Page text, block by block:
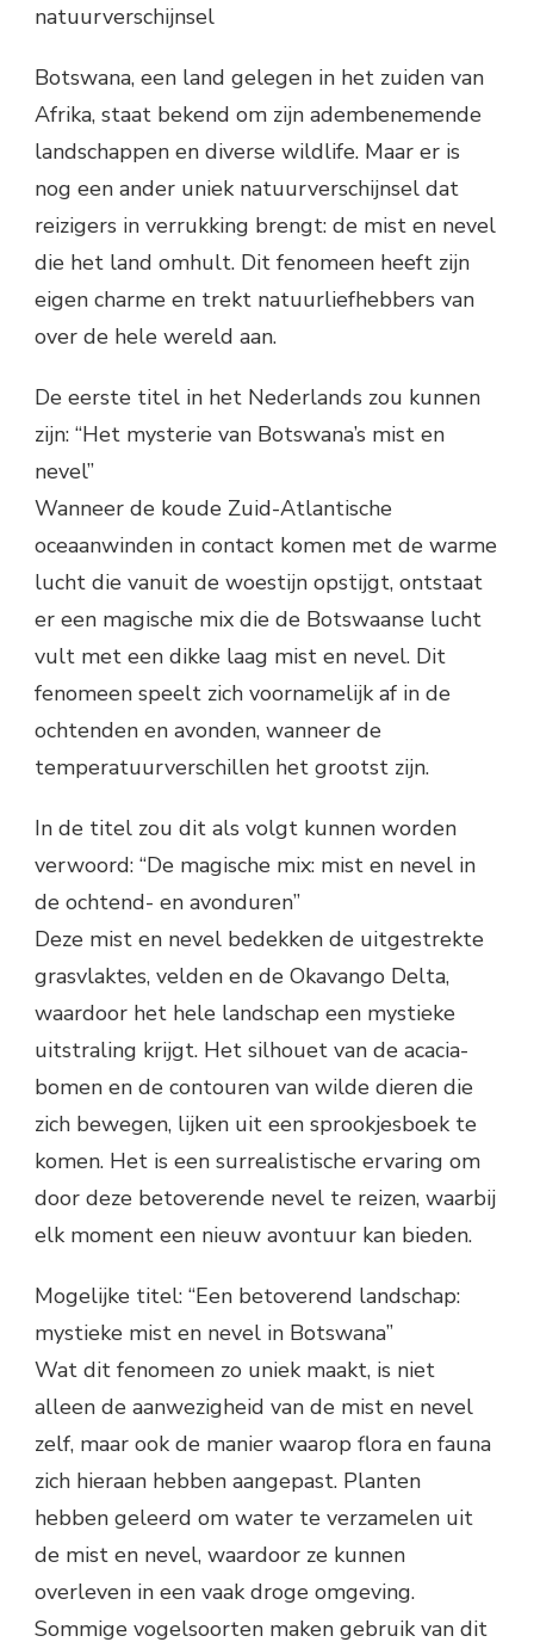
natuurverschijnsel
Botswana, een land gelegen in het zuiden van
Afrika, staat bekend om zijn adembenemende
landschappen en diverse wildlife. Maar er is
nog een ander uniek natuurverschijnsel dat
reizigers in verrukking brengt: de mist en nevel
die het land omhult. Dit fenomeen heeft zijn
eigen charme en trekt natuurliefhebbers van
over de hele wereld aan.
De eerste titel in het Nederlands zou kunnen
zijn: “Het mysterie van Botswana’s mist en
nevel”
Wanneer de koude Zuid-Atlantische
oceaanwinden in contact komen met de warme
lucht die vanuit de woestijn opstijgt, ontstaat
er een magische mix die de Botswaanse lucht
vult met een dikke laag mist en nevel. Dit
fenomeen speelt zich voornamelijk af in de
ochtenden en avonden, wanneer de
temperatuurverschillen het grootst zijn.
In de titel zou dit als volgt kunnen worden
verwoord: “De magische mix: mist en nevel in
de ochtend- en avonduren”
Deze mist en nevel bedekken de uitgestrekte
grasvlaktes, velden en de Okavango Delta,
waardoor het hele landschap een mystieke
uitstraling krijgt. Het silhouet van de acacia-
bomen en de contouren van wilde dieren die
zich bewegen, lijken uit een sprookjesboek te
komen. Het is een surrealistische ervaring om
door deze betoverende nevel te reizen, waarbij
elk moment een nieuw avontuur kan bieden.
Mogelijke titel: “Een betoverend landschap:
mystieke mist en nevel in Botswana”
Wat dit fenomeen zo uniek maakt, is niet
alleen de aanwezigheid van de mist en nevel
zelf, maar ook de manier waarop flora en fauna
zich hieraan hebben aangepast. Planten
hebben geleerd om water te verzamelen uit
de mist en nevel, waardoor ze kunnen
overleven in een vaak droge omgeving.
Sommige vogelsoorten maken gebruik van dit